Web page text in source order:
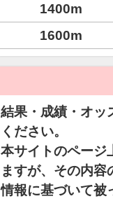
1400m
1600m
結果・成績・オッ
ください。
本サイトのページ
ますが、その内
情報に基づいて被